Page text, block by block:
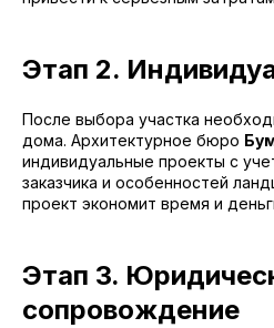
Этап 2.
После выбора участка
дома. Архитектурное бюро
индивидуальные проекты с
заказчика и особенностей
проект экономит время и
Этап 3.
сопровождение